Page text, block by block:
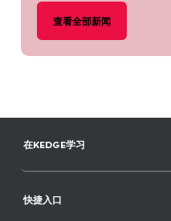
查看全部新闻
在KEDGE学习
快捷入口